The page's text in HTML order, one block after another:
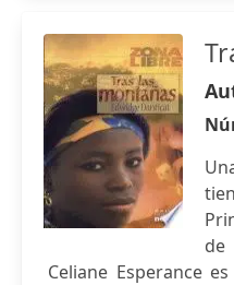
Celiane Esperance